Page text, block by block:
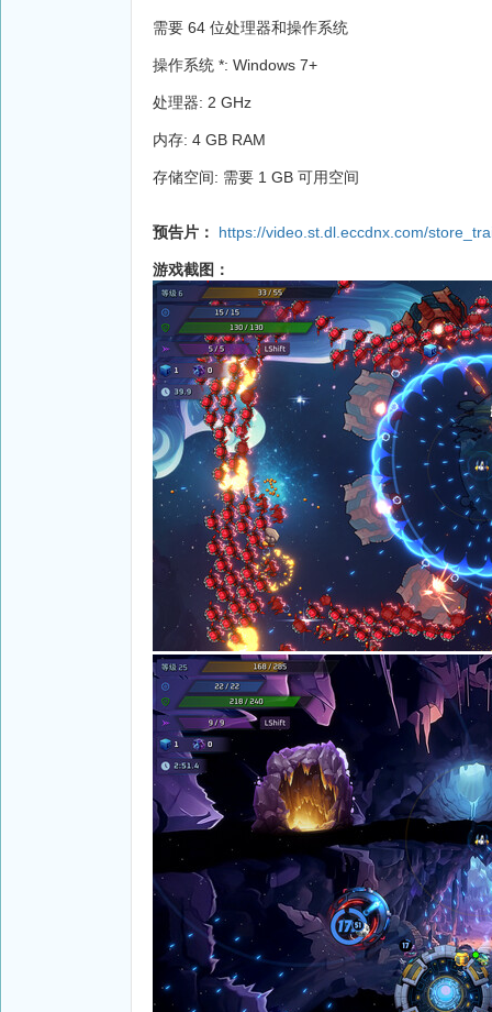
需要 64 位处理器和操作系统
操作系统 *: Windows 7+
处理器: 2 GHz
内存: 4 GB RAM
存储空间: 需要 1 GB 可用空间
预告片： https://video.st.dl.eccdnx.com/
游戏截图：